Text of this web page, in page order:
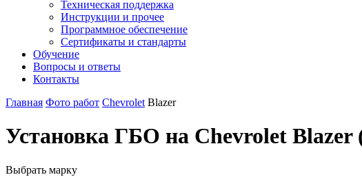
Техническая поддержка
Инструкции и прочее
Программное обеспечение
Сертификаты и стандарты
Обучение
Вопросы и ответы
Контакты
Главная Фото работ Chevrolet Blazer
Установка ГБО на Chevrolet
Выбрать марку